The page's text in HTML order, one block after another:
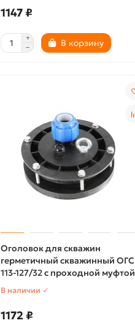
1147 ₽
В корзину
Оголовок для скважин
герметичный скважинный ОГС
113-127/32 с проходной муфтой
В наличии ✓
1172 ₽